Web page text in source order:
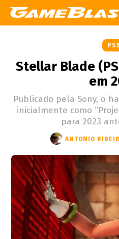
PS5
Stellar Blade
em
Publicado pela Sony, o
inicialmente como
para 2023
ANTONIO